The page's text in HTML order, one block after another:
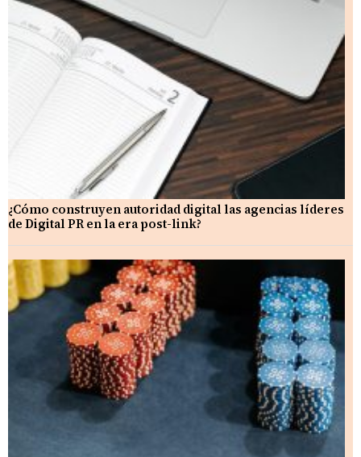
¿Cómo construyen autoridad digital las agencias líderes
de Digital PR en la era post-link?